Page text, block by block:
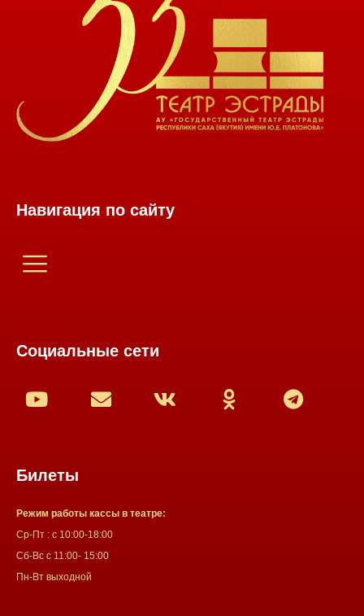
Навигация по сайту
Социальные сети
Билеты
Режим работы кассы в театре:
Ср-Пт : с 10:00-18:00
Сб-Вс с 11:00- 15:00
Пн-Вт выходной